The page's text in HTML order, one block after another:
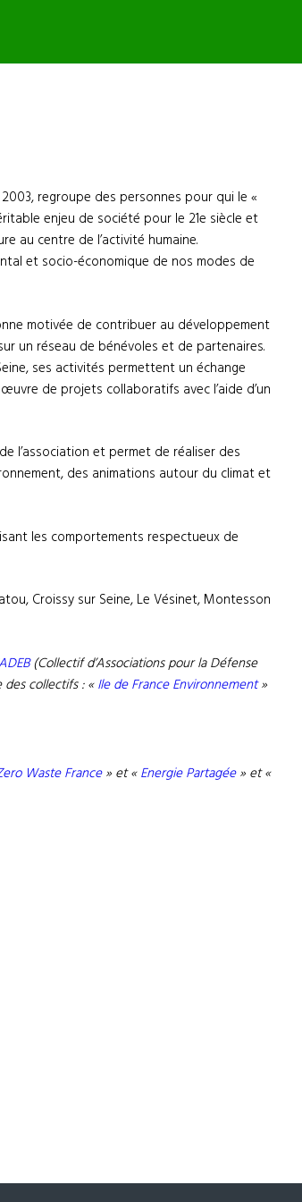
regroupe des personnes pour qui le «
enjeu de société pour le 21e siècle et
au centre de l’activité humaine.
et socio-économique de nos modes de
motivée de contribuer au développement
un réseau de bénévoles et de partenaires.
ses activités permettent un échange
de projets collaboratifs avec l’aide d’un
l’association et permet de réaliser des
des animations autour du climat et
les comportements respectueux de
Croissy sur Seine, Le Vésinet, Montesson
(Collectif d’Associations pour la Défense
collectifs : «Ile de France Environnement»
Waste France» et «Energie Partagée» et «